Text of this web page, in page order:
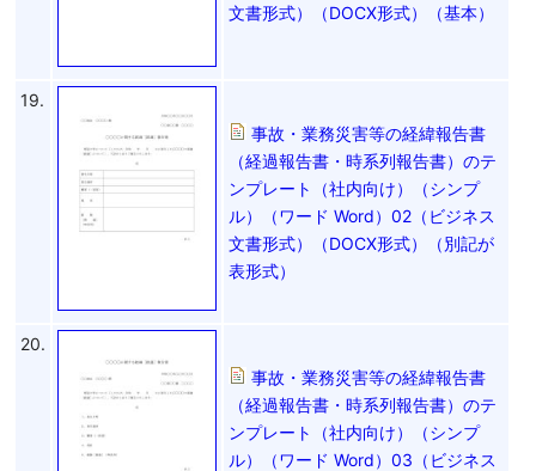
文書形式）（DOCX形式）（基本）
19.
事故・業務災害等の経緯報告書
（経過報告書・時系列報告書）のテ
ンプレート（社内向け）（シンプ
ル）（ワード Word）02（ビジネス
文書形式）（DOCX形式）（別記が
表形式）
20.
事故・業務災害等の経緯報告書
（経過報告書・時系列報告書）のテ
ンプレート（社内向け）（シンプ
ル）（ワード Word）03（ビジネス